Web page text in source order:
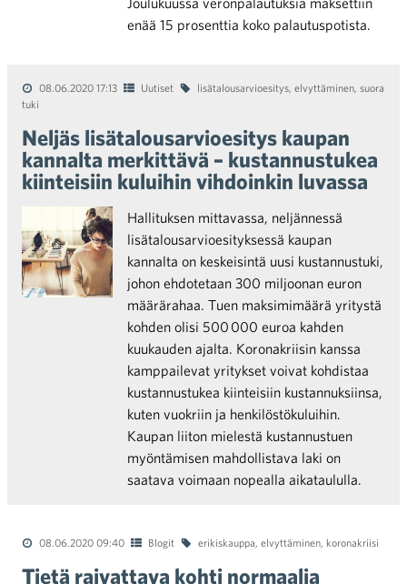
enää 15 prosenttia koko palautuspotista.
08.06.2020 17:13 Uutiset lisätalousarvioesitys, elvyttäminen, suora
tuki
Neljäs lisätalousarvioesitys kaupan
kannalta merkittävä – kustannustukea
kiinteisiin kuluihin vihdoinkin luvassa
Hallituksen mittavassa, neljännessä
lisätalousarvioesityksessä kaupan
kannalta on keskeisintä uusi kustannustuki,
johon ehdotetaan 300 miljoonan euron
määrärahaa. Tuen maksimimäärä yritystä
kohden olisi 500 000 euroa kahden
kuukauden ajalta. Koronakriisin kanssa
kamppailevat yritykset voivat kohdistaa
kustannustukea kiinteisiin kustannuksiinsa,
kuten vuokriin ja henkilöstökuluihin.
Kaupan liiton mielestä kustannustuen
myöntämisen mahdollistava laki on
saatava voimaan nopealla aikataululla.
08.06.2020 09:40 Blogit erikiskauppa, elvyttäminen, koronakriisi
Tietä raivattava kohti normaalia